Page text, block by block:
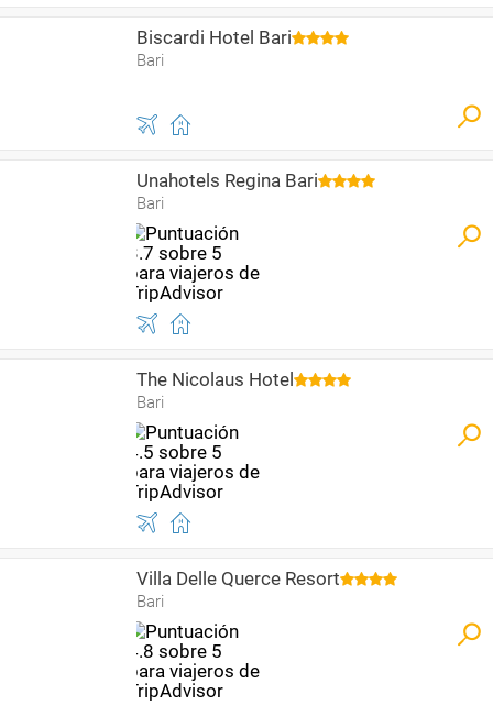
Biscardi Hotel Bari
Bari
Unahotels Regina Bari
Bari
The Nicolaus Hotel
Bari
Villa Delle Querce Resort
Bari